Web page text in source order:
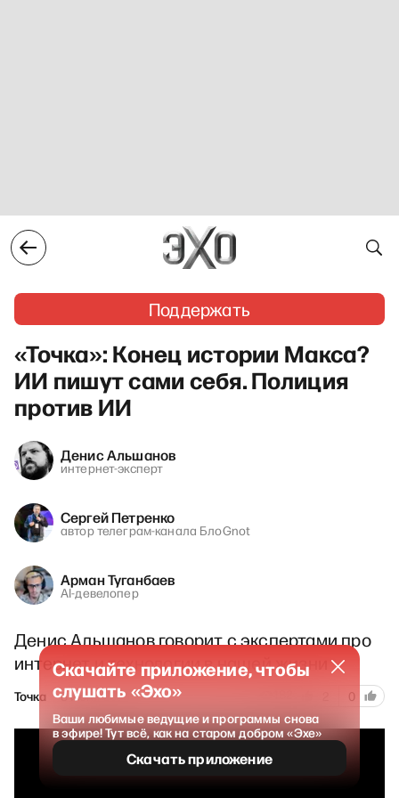
Поддержать
«Точка»: Конец истории Макса?
ИИ пишут сами себя. Полиция
против ИИ
Денис Альшанов
интернет-эксперт
Сергей Петренко
автор телеграм-канала БлоGnot
Арман Туганбаев
AI-девелопер
Денис Альшанов говорит с экспертами про
интернет и технологии в нашей жизни
Точка 8 июня 2026 0
Скачайте приложение, чтобы
слушать «Эхо»
Ваши любимые ведущие и программы снова
в эфире! Тут всё, как на старом добром «Эхе»
Скачать приложение